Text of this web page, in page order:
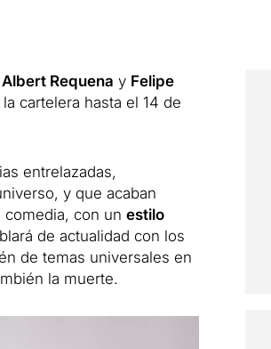
Albert Requena y Felipe
cartelera hasta el 14 de
entrelazadas,
y que acaban
con un estilo
de actualidad con los
de temas universales en
la muerte.